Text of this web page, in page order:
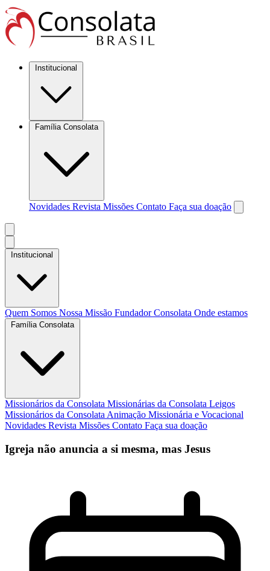
Institucional
Família Consolata
Novidades Revista Missões Contato Faça sua doação
Institucional
Quem Somos Nossa Missão FundadorConsolata Onde estamos
Família Consolata
Missionários da Consolata Missionárias da Consolata Leigos
Missionários da Consolata Animação Missionária e Vocacional
Novidades Revista Missões Contato Faça sua doação
Igreja não anuncia a si mesma, mas Jesus